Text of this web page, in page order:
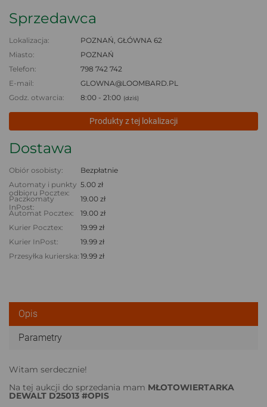
Sprzedawca
Lokalizacja:
POZNAŃ, GŁÓWNA 62
Miasto:
POZNAŃ
Telefon:
798 742 742
E-mail:
GLOWNA@LOOMBARD.PL
Godz. otwarcia:
8:00 - 21:00 (dziś)
Produkty z tej lokalizacji
Dostawa
Obiór osobisty:
Bezpłatnie
Automaty i punkty
odbioru Pocztex:
5.00 zł
Paczkomaty
InPost:
19.00 zł
Automat Pocztex:
19.00 zł
Kurier Pocztex:
19.99 zł
Kurier InPost:
19.99 zł
Przesyłka kurierska: 19.99 zł
Opis
Parametry
Witam serdecznie!
Na tej aukcji do sprzedania mam MŁOTOWIERTARKA
DEWALT D25013 #OPIS